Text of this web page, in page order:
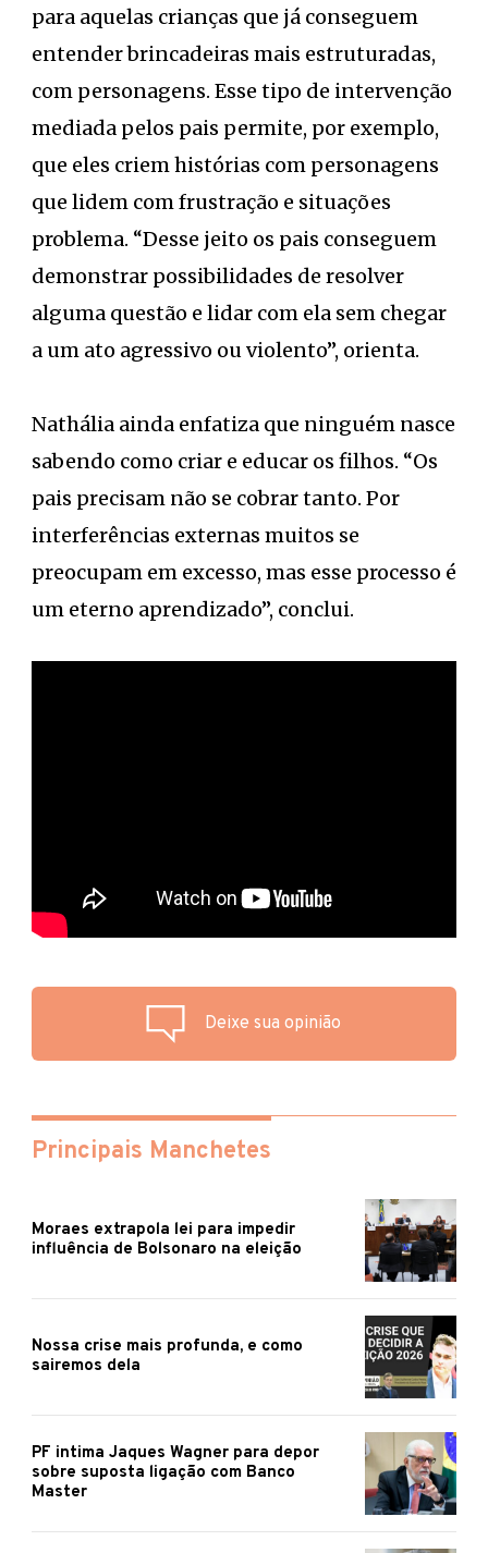
para aquelas crianças que já conseguem
entender brincadeiras mais estruturadas,
com personagens. Esse tipo de intervenção
mediada pelos pais permite, por exemplo,
que eles criem histórias com personagens
que lidem com frustração e situações
problema. “Desse jeito os pais conseguem
demonstrar possibilidades de resolver
alguma questão e lidar com ela sem chegar
a um ato agressivo ou violento”, orienta.
Nathália ainda enfatiza que ninguém nasce
sabendo como criar e educar os filhos. “Os
pais precisam não se cobrar tanto. Por
interferências externas muitos se
preocupam em excesso, mas esse processo é
um eterno aprendizado”, conclui.
Deixe sua opinião
Principais Manchetes
Moraes extrapola lei para impedir
influência de Bolsonaro na eleição
Nossa crise mais profunda, e como
sairemos dela
PF intima Jaques Wagner para depor
sobre suposta ligação com Banco
Master